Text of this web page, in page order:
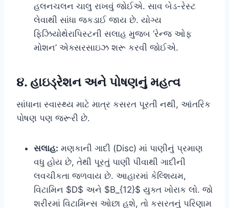
હલનચલન ચાલુ રાખવું જોઈએ. સાવ બેડ-રેસ્ટ
લેવાથી સાંધા જકડાઈ જાય છે. યોગ્ય
ફિઝિયોથેરાપિસ્ટની સલાહ મુજબ ‘રેન્જ ઓફ
મોશન’ એક્સરસાઇઝ શરૂ કરવી જોઈએ.
૪. હાઇડ્રેશન અને પોષણનું મહત્વ
સાંધાના સ્વાસ્થ્ય માટે માત્ર કસરત પૂરતી નથી, આંતરિક
પોષણ પણ જરૂરી છે.
સલાહ: મણકાની ગાદી (Disc) માં પાણીનું પ્રમાણ
વધુ હોય છે, તેથી પૂરતું પાણી પીવાથી ગાદીની
લવચીકતા જળવાય છે. આહારમાં કેલ્શિયમ,
વિટામિન $D$ અને $B_{12}$ યુક્ત ખોરાક લો. જો
શરીરમાં વિટામિન્સ ઓછા હશે, તો કસરતનું પરિણામ